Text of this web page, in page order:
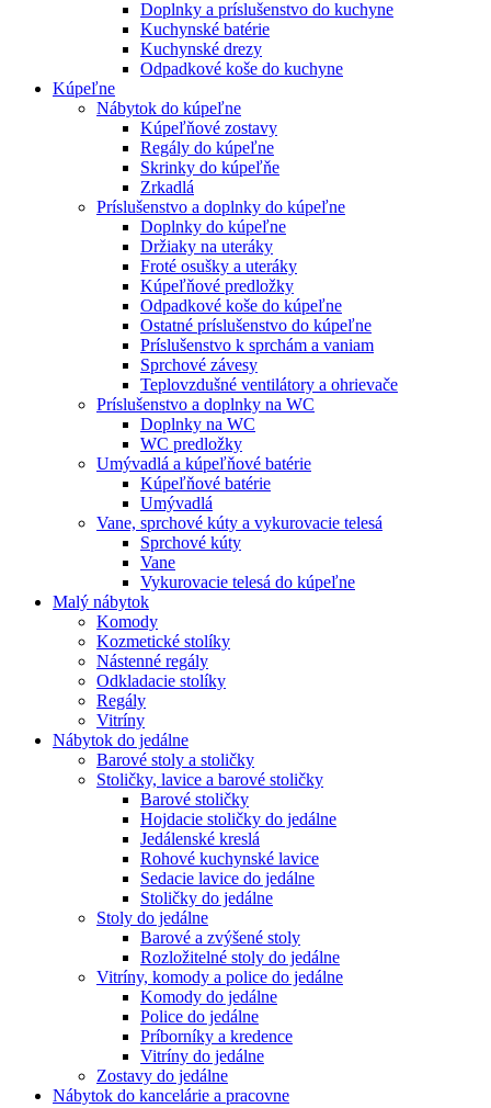
Doplnky a príslušenstvo do kuchyne
Kuchynské batérie
Kuchynské drezy
Odpadkové koše do kuchyne
Kúpeľne
Nábytok do kúpeľne
Kúpeľňové zostavy
Regály do kúpeľne
Skrinky do kúpeľňe
Zrkadlá
Príslušenstvo a doplnky do kúpeľne
Doplnky do kúpeľne
Držiaky na uteráky
Froté osušky a uteráky
Kúpeľňové predložky
Odpadkové koše do kúpeľne
Ostatné príslušenstvo do kúpeľne
Príslušenstvo k sprchám a vaniam
Sprchové závesy
Teplovzdušné ventilátory a ohrievače
Príslušenstvo a doplnky na WC
Doplnky na WC
WC predložky
Umývadlá a kúpeľňové batérie
Kúpeľňové batérie
Umývadlá
Vane, sprchové kúty a vykurovacie telesá
Sprchové kúty
Vane
Vykurovacie telesá do kúpeľne
Malý nábytok
Komody
Kozmetické stolíky
Nástenné regály
Odkladacie stolíky
Regály
Vitríny
Nábytok do jedálne
Barové stoly a stoličky
Stoličky, lavice a barové stoličky
Barové stoličky
Hojdacie stoličky do jedálne
Jedálenské kreslá
Rohové kuchynské lavice
Sedacie lavice do jedálne
Stoličky do jedálne
Stoly do jedálne
Barové a zvýšené stoly
Rozložitelné stoly do jedálne
Vitríny, komody a police do jedálne
Komody do jedálne
Police do jedálne
Príborníky a kredence
Vitríny do jedálne
Zostavy do jedálne
Nábytok do kancelárie a pracovne